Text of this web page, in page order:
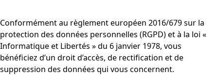
Conformément au règlement européen 2016/679 sur la
protection des données personnelles (RGPD) et à la loi «
Informatique et Libertés » du 6 janvier 1978, vous
bénéficiez d’un droit d’accès, de rectification et de
suppression des données qui vous concernent.